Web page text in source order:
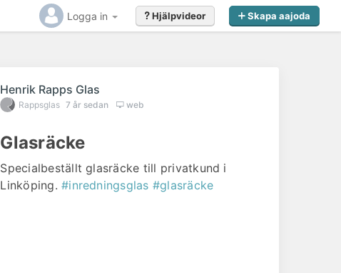
Logga in Skapa aajoda
Hjälpvideor
Henrik Rapps Glas
Rappsglas 7 år sedan web
Glasräcke
Specialbeställt glasräcke till privatkund i
Linköping.#inredningsglas #glasräcke